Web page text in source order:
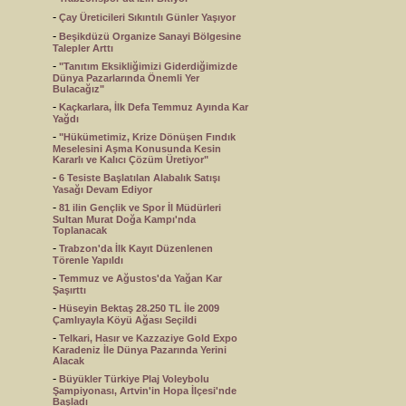
- Çay Üreticileri Sıkıntılı Günler Yaşıyor
- Beşikdüzü Organize Sanayi Bölgesine
Talepler Arttı
- "Tanıtım Eksikliğimizi Giderdiğimizde
Dünya Pazarlarında Önemli Yer
Bulacağız"
- Kaçkarlara, İlk Defa Temmuz Ayında Kar
Yağdı
- "Hükümetimiz, Krize Dönüşen Fındık
Meselesini Aşma Konusunda Kesin
Kararlı ve Kalıcı Çözüm Üretiyor"
- 6 Tesiste Başlatılan Alabalık Satışı
Yasağı Devam Ediyor
- 81 ilin Gençlik ve Spor İl Müdürleri
Sultan Murat Doğa Kampı'nda
Toplanacak
- Trabzon'da İlk Kayıt Düzenlenen
Törenle Yapıldı
- Temmuz ve Ağustos'da Yağan Kar
Şaşırttı
- Hüseyin Bektaş 28.250 TL İle 2009
Çamlıyayla Köyü Ağası Seçildi
- Telkari, Hasır ve Kazzaziye Gold Expo
Karadeniz İle Dünya Pazarında Yerini
Alacak
- Büyükler Türkiye Plaj Voleybolu
Şampiyonası, Artvin'in Hopa İlçesi'nde
Başladı